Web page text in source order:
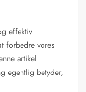
effektiv
forbedre vores
artikel
egentlig betyder,